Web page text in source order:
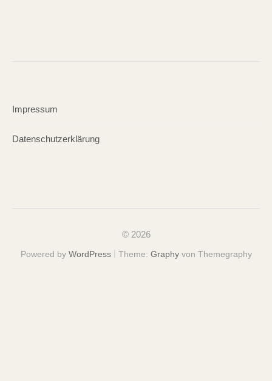
Impressum
Datenschutzerklärung
© 2026
Powered by WordPress | Theme: Graphyvon Themegraphy